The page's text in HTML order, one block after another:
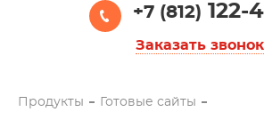
+7 (812) 122-
Заказать звонок
Продукты Готовые сайты